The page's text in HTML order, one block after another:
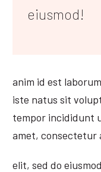
eiusmod!
anim id est
iste natus sit
tempor incididunt
amet, consectetur
elit, sed do